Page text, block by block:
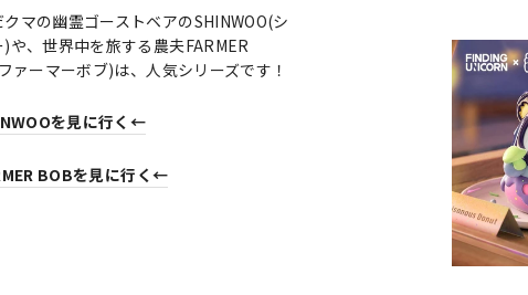
マの幽霊ゴーストベアのSHINWOO(シ
)や、世界中を旅する農夫FARMER
ァーマーボブ)は、人気シリーズです！
を見に行く←
BOBを見に行く←